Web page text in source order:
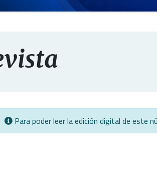
Para poder leer la edición digital de este